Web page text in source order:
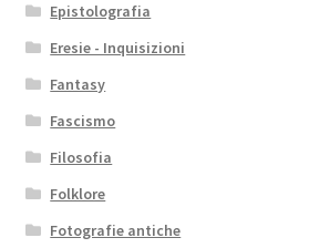
Epistolografia
Eresie - Inquisizioni
Fantasy
Fascismo
Filosofia
Folklore
Fotografie antiche